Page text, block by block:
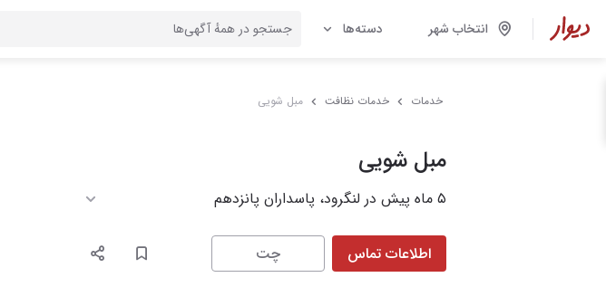
انتخاب شهر دسته‌ها
خدمات خدمات نظافت مبل شویی
مبل شویی
۵ ماه پیش در لنگرود، پاسداران پانزدهم
اطلاعات تماس چت